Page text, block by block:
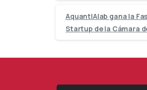
AquantIAlab gana la
Startup de la Cámara